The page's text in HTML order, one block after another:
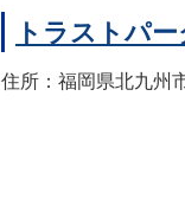
トラストパ
住所：福岡県北九州